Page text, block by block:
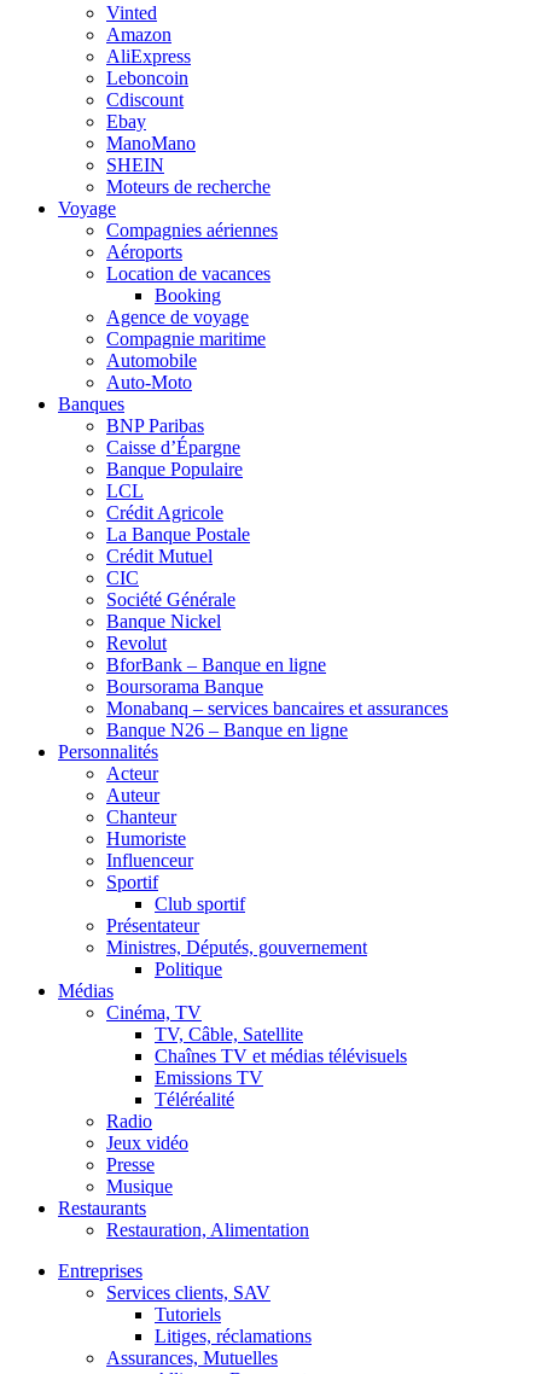
Vinted
Amazon
AliExpress
Leboncoin
Cdiscount
Ebay
ManoMano
SHEIN
Moteurs de recherche
Voyage
Compagnies aériennes
Aéroports
Location de vacances
Booking
Agence de voyage
Compagnie maritime
Automobile
Auto-Moto
Banques
BNP Paribas
Caisse d’Épargne
Banque Populaire
LCL
Crédit Agricole
La Banque Postale
Crédit Mutuel
CIC
Société Générale
Banque Nickel
Revolut
BforBank – Banque en ligne
Boursorama Banque
Monabanq – services bancaires et assurances
Banque N26 – Banque en ligne
Personnalités
Acteur
Auteur
Chanteur
Humoriste
Influenceur
Sportif
Club sportif
Présentateur
Ministres, Députés, gouvernement
Politique
Médias
Cinéma, TV
TV, Câble, Satellite
Chaînes TV et médias télévisuels
Emissions TV
Téléréalité
Radio
Jeux vidéo
Presse
Musique
Restaurants
Restauration, Alimentation
Entreprises
Services clients, SAV
Tutoriels
Litiges, réclamations
Assurances, Mutuelles